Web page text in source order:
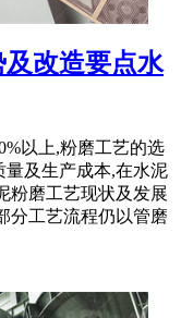
改造要点水
以上,粉磨工艺的选
及生产成本,在水泥
粉磨工艺现状及发展
分工艺流程仍以管磨